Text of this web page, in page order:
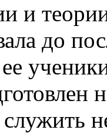
и
до
служить